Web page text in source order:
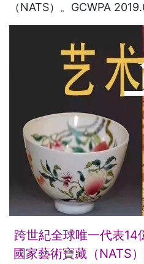
（NATS）。GCWPA
跨世紀全球唯一代表14
國家藝術寶藏（NATS